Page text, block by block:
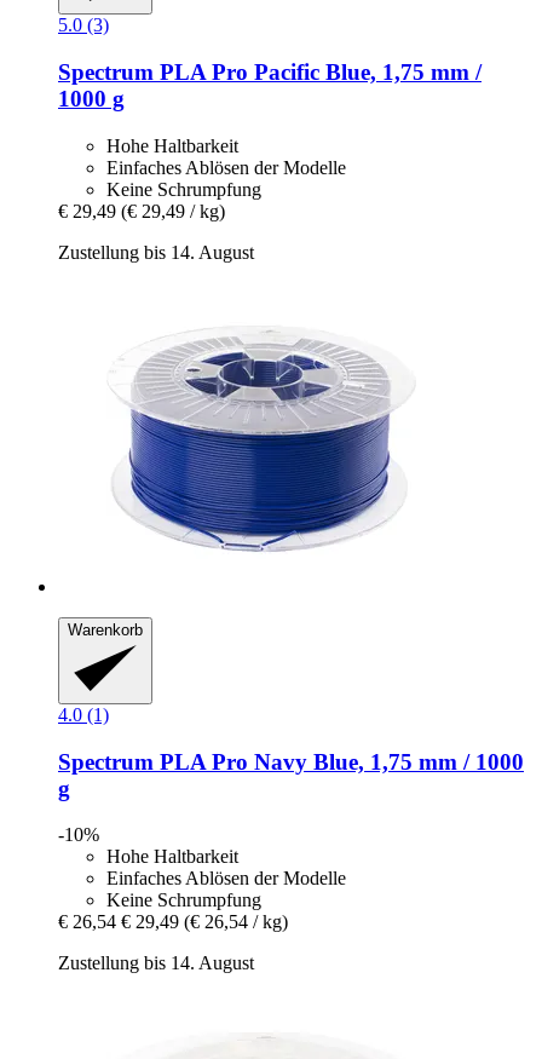
5.0 (3)
Spectrum PLA Pro Pacific Blue, 1,75 mm /
1000 g
Hohe Haltbarkeit
Einfaches Ablösen der Modelle
Keine Schrumpfung
€ 29,49 (€ 29,49 / kg)
Zustellung bis 14. August
Warenkorb
4.0 (1)
Spectrum PLA Pro Navy Blue, 1,75 mm / 1000
g
-10%
Hohe Haltbarkeit
Einfaches Ablösen der Modelle
Keine Schrumpfung
€ 26,54 € 29,49 (€ 26,54 / kg)
Zustellung bis 14. August